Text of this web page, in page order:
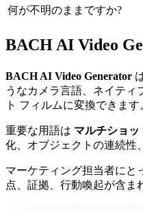
何が不明のままですか?
BACH AI Video
BACH AI Video Generator
うなカメラ言語、ネイティ
ト フィルムに変換できます
重要な用語は マルチショッ
化、オブジェクトの連続性
マーケティング担当者にと
点、証拠、行動喚起が含ま